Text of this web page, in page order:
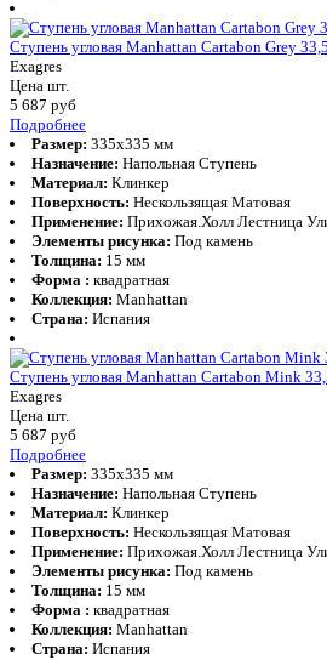
Ступень угловая Manhattan Cartabon Grey
Exagres
Цена шт.
5 687 руб
Подробнее
Размер: 335x335 мм
Назначение: Напольная Ступень
Материал: Клинкер
Поверхность: Нескользящая Матовая
Применение: Прихожая.Холл Лестница
Элементы рисунка: Под камень
Толщина: 15 мм
Форма : квадратная
Коллекция: Manhattan
Страна: Испания
Ступень угловая Manhattan Cartabon Mink
Exagres
Цена шт.
5 687 руб
Подробнее
Размер: 335x335 мм
Назначение: Напольная Ступень
Материал: Клинкер
Поверхность: Нескользящая Матовая
Применение: Прихожая.Холл Лестница
Элементы рисунка: Под камень
Толщина: 15 мм
Форма : квадратная
Коллекция: Manhattan
Страна: Испания